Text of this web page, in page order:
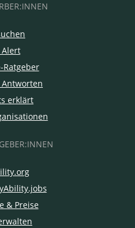
Alert
Ratgeber
Antworten
erklärt
& Preise